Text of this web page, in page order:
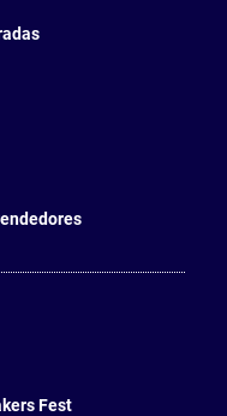
Fest